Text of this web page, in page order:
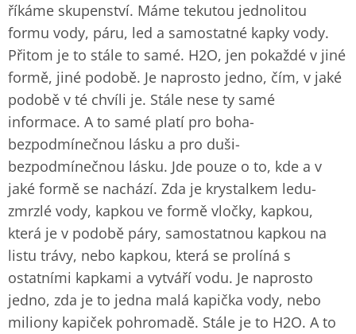
říkáme skupenství. Máme tekutou jednolitou
formu vody, páru, led a samostatné kapky vody.
Přitom je to stále to samé. H2O, jen pokaždé v jiné
formě, jiné podobě. Je naprosto jedno, čím, v jaké
podobě v té chvíli je. Stále nese ty samé
informace. A to samé platí pro boha-
bezpodmínečnou lásku a pro duši-
bezpodmínečnou lásku. Jde pouze o to, kde a v
jaké formě se nachází. Zda je krystalkem ledu-
zmrzlé vody, kapkou ve formě vločky, kapkou,
která je v podobě páry, samostatnou kapkou na
listu trávy, nebo kapkou, která se prolíná s
ostatními kapkami a vytváří vodu. Je naprosto
jedno, zda je to jedna malá kapička vody, nebo
miliony kapiček pohromadě. Stále je to H2O. A to